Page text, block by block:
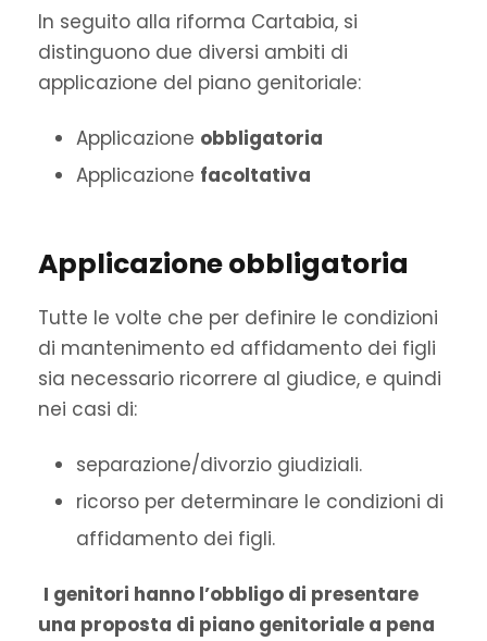
In seguito alla riforma Cartabia, si
distinguono due diversi ambiti di
applicazione del piano genitoriale:
Applicazione obbligatoria
Applicazione facoltativa
Applicazione obbligatoria
Tutte le volte che per definire le condizioni
di mantenimento ed affidamento dei figli
sia necessario ricorrere al giudice, e quindi
nei casi di:
separazione/divorzio giudiziali.
ricorso per determinare le condizioni di
affidamento dei figli.
I genitori hanno l’obbligo di presentare
una proposta di piano genitoriale a pena